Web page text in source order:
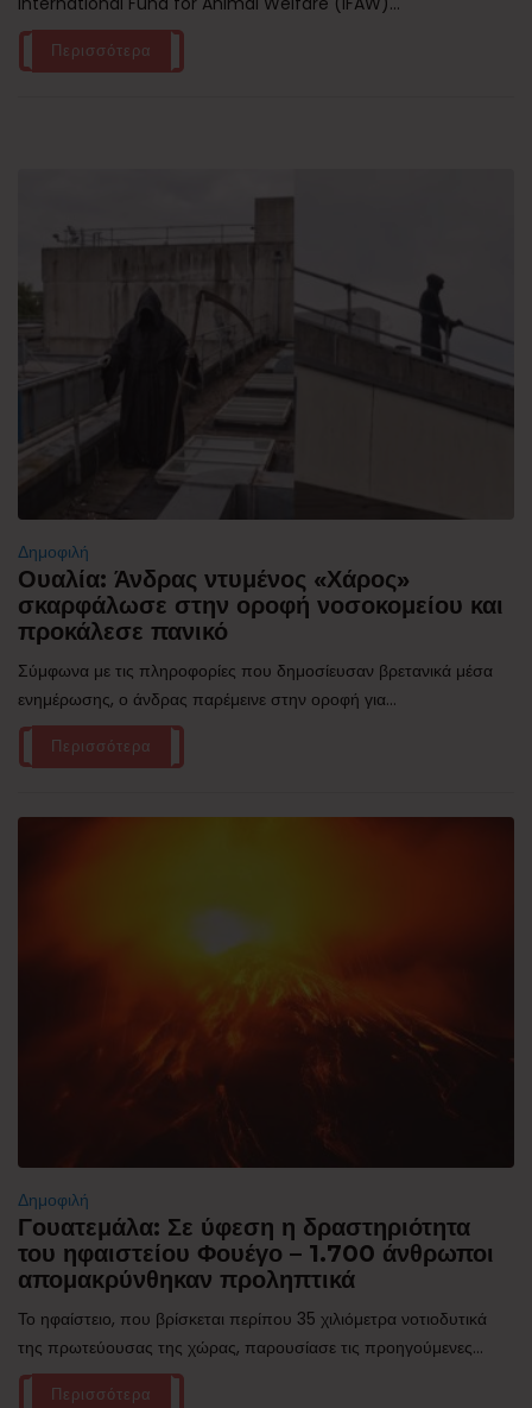
Περισσότερα
Δημοφιλή
Ουαλία: Άνδρας ντυμένος «Χάρος»
σκαρφάλωσε στην οροφή νοσοκομείου και
προκάλεσε πανικό
Σύμφωνα με τις πληροφορίες που δημοσίευσαν βρετανικά μέσα
ενημέρωσης, ο άνδρας παρέμεινε στην οροφή για...
Περισσότερα
Δημοφιλή
Γουατεμάλα: Σε ύφεση η δραστηριότητα
του ηφαιστείου Φουέγο – 1.700 άνθρωποι
απομακρύνθηκαν προληπτικά
Το ηφαίστειο, που βρίσκεται περίπου 35 χιλιόμετρα νοτιοδυτικά
της πρωτεύουσας της χώρας, παρουσίασε τις προηγούμενες...
Περισσότερα